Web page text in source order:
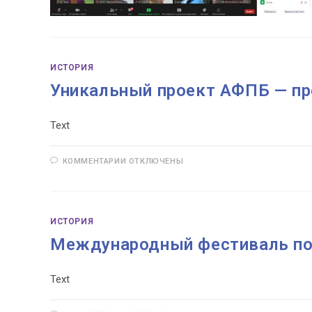
ИСТОРИЯ
Уникальный проект АФПБ —
Text
КОММЕНТАРИИ КОТКЛЮЧЕНЫ
ИСТОРИЯ
Международный фестиваль
Text